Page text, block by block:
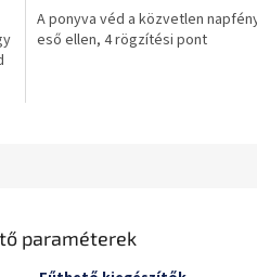
ből
0,0
A ponyva véd a közvetlen
eső ellen, 4 rögzítési pont
paraméterek